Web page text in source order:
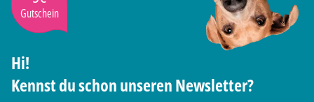
Gutschein
Hi!
Kennst du schon unseren Newsletter?